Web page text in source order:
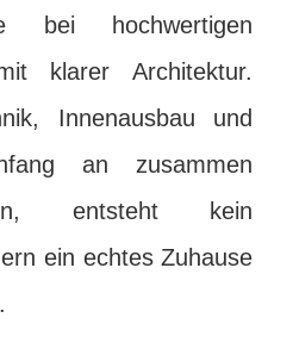
bei hochwertigen
klarer Architektur.
Innenausbau und
an zusammen
entsteht kein
ein echtes Zuhause